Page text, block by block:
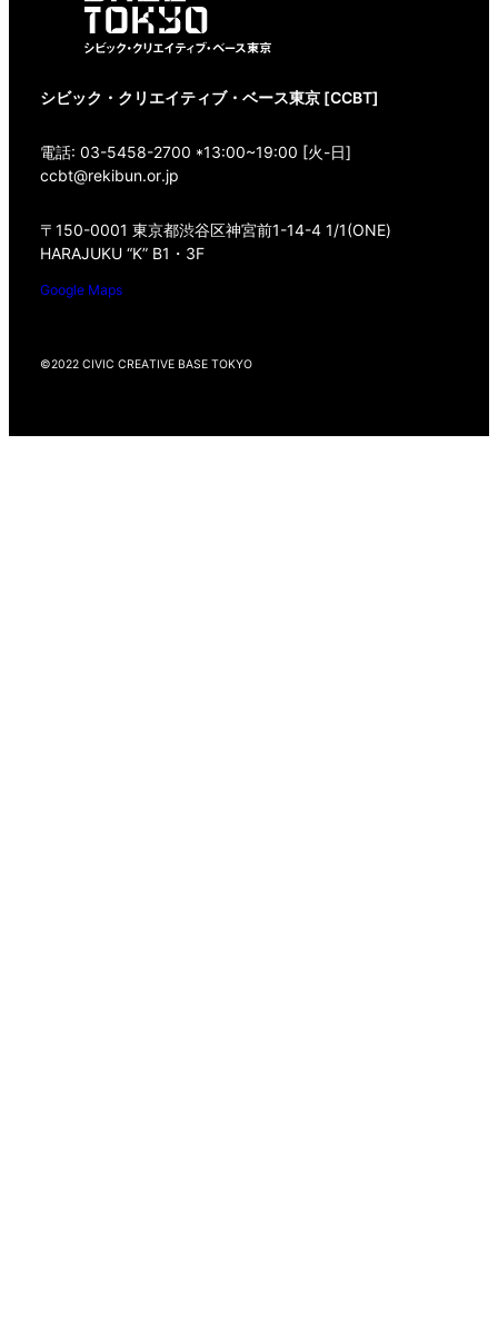
シビック・クリエイティブ・ベース東京 [CCBT]
電話: 03-5458-2700 *13:00~19:00 [火-日]
ccbt@rekibun.or.jp
〒150-0001 東京都渋谷区神宮前1-14-4 1/1(ONE)
HARAJUKU “K” B1・3F
Google Maps
©2022 CIVIC CREATIVE BASE TOKYO